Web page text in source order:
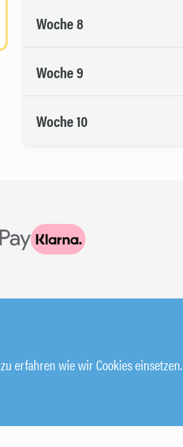
Woche 8
Woche 9
Woche 10
erfahren wie wir Cookies einsetzen.